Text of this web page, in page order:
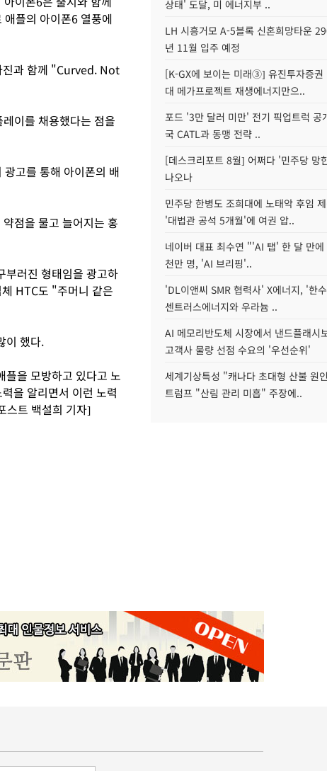
플의 아이폰6 열풍에
진과 함께 "Curved. Not
이를 채용했다는 점을
고를 통해 아이폰의 배
점을 물고 늘어지는 홍
부러진 형태임을 광고하
HTC도 "주머니 같은
이 했다.
플을 모방하고 있다고 노
을 알리면서 이런 노력
스트 백설희 기자]
상태' 도달, 미 에너지부 ..
LH 시흥거모 A-5블록 신혼희망타운
년 11월 입주 예정
[K-GX에 보이는 미래③] 유진투자증권
대 메가프로젝트 재생에너지만으..
포드 '3만 달러 미만' 전기 픽업트럭 공
국 CATL과 동맹 전략 ..
[데스크리포트 8월] 어쩌다 '민주당 망
나오나
민주당 한병도 조희대에 노태악 후임
'대법관 공석 5개월'에 여권 압..
네이버 대표 최수연 "'AI 탭' 한 달 만에
천만 명, 'AI 브리핑'..
'DL이앤씨 SMR 협력사' X에너지, '한
센트러스에너지와 우라늄 ..
AI 메모리반도체 시장에서 낸드플래시
고객사 물량 선점 수요의 '우선순위'
세계기상특성 "캐나다 초대형 산불 원
트럼프 "산림 관리 미흡" 주장에..